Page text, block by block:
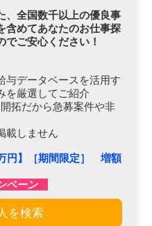
、全国数千以上の優良事
含めてあなたのお仕事探
でご安心ください！
与データベースを活用す
を厳選してご紹介
拓だから急募案件や非
載しません
円】［期間限定］ 増額
ペーン
を検索